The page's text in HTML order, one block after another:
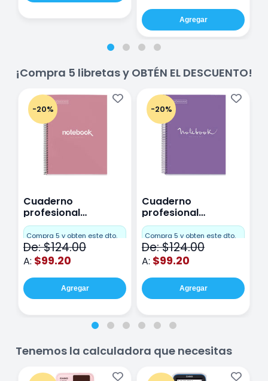
Agregar
¡Compra 5 libretas y OBTÉN EL DESCUENTO!
-20%
Cuaderno
profesional
Miquelrius Emotions
Cuadro Chico 80
hojas Rosa
Compra 5 y obten este dto.
De: $124.00
A: $99.20
Agregar
-20%
Cuaderno
profesional
Miquelrius Emotions
raya 80 hojas
Purpura
Compra 5 y obten este dto.
De: $124.00
A: $99.20
Agregar
Tenemos la calculadora que necesitas